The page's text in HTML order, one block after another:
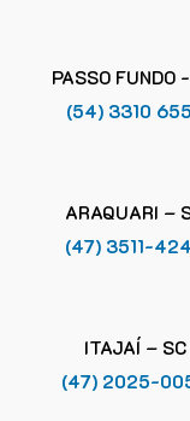
PASSO FUNDO
(54) 3310
ARAQUARI –
(47) 3511-
ITAJAÍ – SC
(47) 2025-